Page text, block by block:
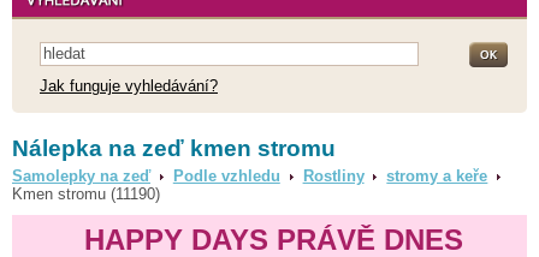
Jak funguje vyhledávání?
Nálepka na zeď kmen stromu
Samolepky na zeď Podle vzhledu Rostliny
stromy a keře
Kmen stromu (11190)
HAPPY DAYS PRÁVĚ DNES